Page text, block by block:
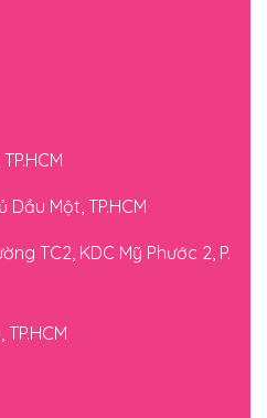
Dầu Một, TP.HCM
TC2, KDC Mỹ Phước 2, P.
TP.HCM